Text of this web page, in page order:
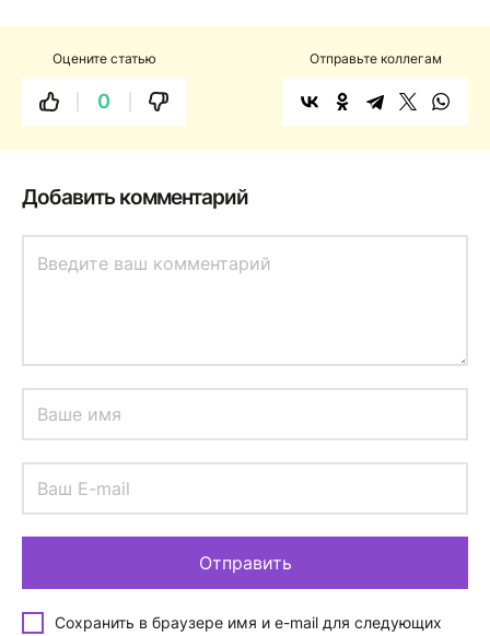
Оцените статью
0
Отправьте коллегам
Добавить комментарий
Сохранить в браузере имя и e-mail для следующих